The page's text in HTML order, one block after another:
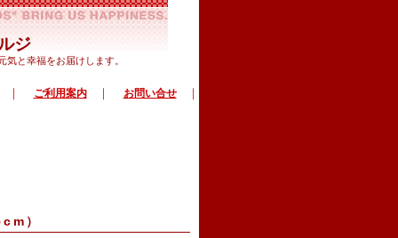
ジ
気と幸福をお届けします。
｜ ご利用案内 ｜ お問い合せ ｜
）